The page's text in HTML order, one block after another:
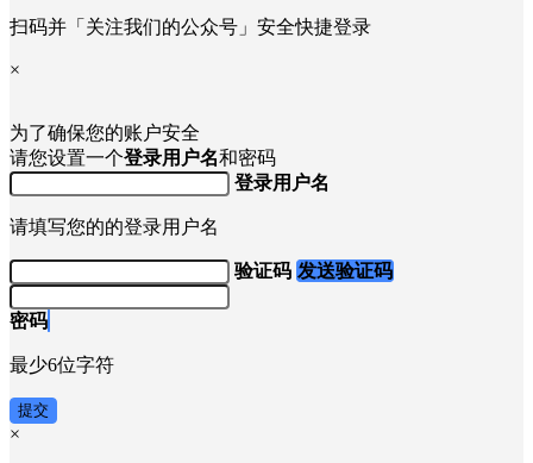
扫码并「关注我们的公众号」安全快捷登录
×
为了确保您的账户安全
请您设置一个登录用户名和密码
登录用户名
请填写您的的登录用户名
验证码 发送验证码
密码
最少6位字符
提交
×